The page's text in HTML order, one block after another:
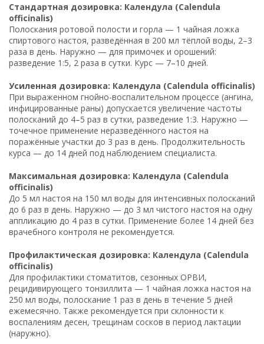
Стандартная дозировка: Календула (Calendula
officinalis)
Полоскания ротовой полости и горла — 1 чайная ложка
спиртового настоя, разведённая в 200 мл тёплой воды, 2–3
раза в день. Наружно — для примочек и орошений:
разведение 1:5, 2 раза в сутки. Курс — 7–10 дней.
Усиленная дозировка: Календула (Calendula officinalis)
При выраженном гнойно-воспалительном процессе (ангина,
инфицированные раны) допускается увеличение частоты
полосканий до 4–5 раз в сутки, разведение 1:3. Наружно —
точечное применение неразведённого настоя на
поражённые участки до 3 раз в день. Продолжительность
курса — до 14 дней под наблюдением специалиста.
Максимальная дозировка: Календула (Calendula
officinalis)
До 5 мл настоя на 150 мл воды для интенсивных полосканий
до 6 раз в день. Наружно — до 3 мл чистого настоя на одну
аппликацию до 4 раз в сутки. Применение более 14 дней без
врачебного контроля не рекомендуется.
Профилактическая дозировка: Календула (Calendula
officinalis)
Для профилактики стоматитов, сезонных ОРВИ,
рецидивирующего тонзиллита — 1 чайная ложка настоя на
250 мл воды, полоскание 1 раз в день в течение 5 дней
ежемесячно. Также рекомендуется при склонности к
воспалениям десен, трещинам сосков в период лактации
(наружно).